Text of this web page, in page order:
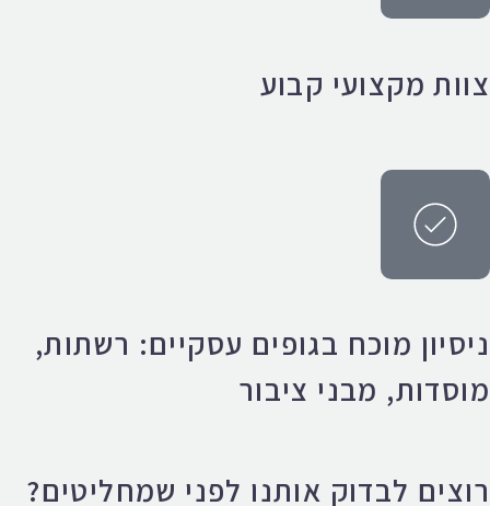
צוות מקצועי קבוע
ניסיון מוכח בגופים עסקיים: רשתות,
מוסדות, מבני ציבור
רוצים לבדוק אותנו לפני שמחליטים?